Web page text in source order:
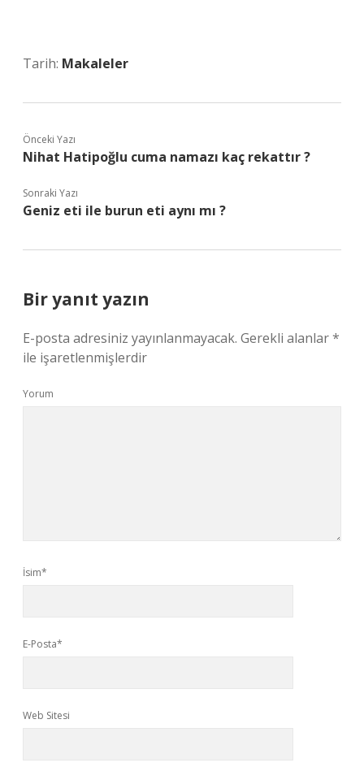
Tarih: Makaleler
Önceki Yazı
Nihat Hatipoğlu cuma namazı kaç rekattır ?
Sonraki Yazı
Geniz eti ile burun eti aynı mı ?
Bir yanıt yazın
E-posta adresiniz yayınlanmayacak. Gerekli alanlar*
ile işaretlenmişlerdir
Yorum
İsim*
E-Posta*
Web Sitesi